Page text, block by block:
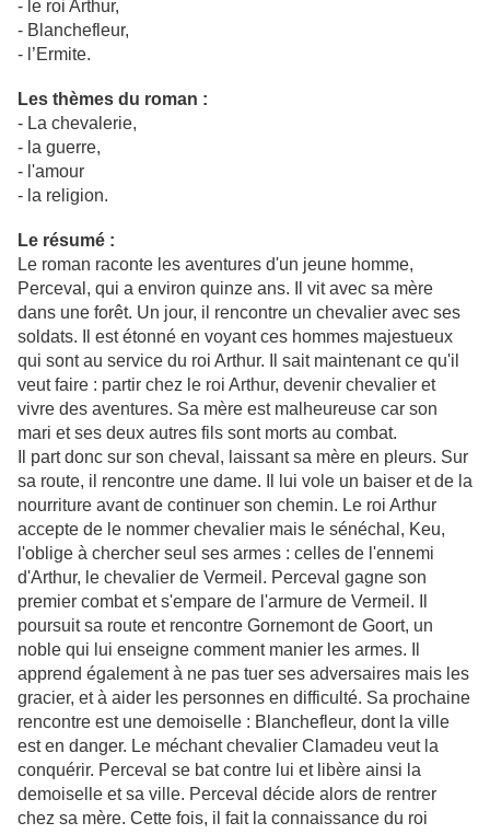
- le roi Arthur,
- Blanchefleur,
- l’Ermite.
Les thèmes du roman :
- La chevalerie,
- la guerre,
- l'amour
- la religion.
Le résumé :
Le roman raconte les aventures d'un jeune homme,
Perceval, qui a environ quinze ans. Il vit avec sa mère
dans une forêt. Un jour, il rencontre un chevalier avec ses
soldats. Il est étonné en voyant ces hommes majestueux
qui sont au service du roi Arthur. Il sait maintenant ce qu'il
veut faire : partir chez le roi Arthur, devenir chevalier et
vivre des aventures. Sa mère est malheureuse car son
mari et ses deux autres fils sont morts au combat.
Il part donc sur son cheval, laissant sa mère en pleurs. Sur
sa route, il rencontre une dame. Il lui vole un baiser et de la
nourriture avant de continuer son chemin. Le roi Arthur
accepte de le nommer chevalier mais le sénéchal, Keu,
l'oblige à chercher seul ses armes : celles de l'ennemi
d'Arthur, le chevalier de Vermeil. Perceval gagne son
premier combat et s'empare de l'armure de Vermeil. Il
poursuit sa route et rencontre Gornemont de Goort, un
noble qui lui enseigne comment manier les armes. Il
apprend également à ne pas tuer ses adversaires mais les
gracier, et à aider les personnes en difficulté. Sa prochaine
rencontre est une demoiselle : Blanchefleur, dont la ville
est en danger. Le méchant chevalier Clamadeu veut la
conquérir. Perceval se bat contre lui et libère ainsi la
demoiselle et sa ville. Perceval décide alors de rentrer
chez sa mère. Cette fois, il fait la connaissance du roi